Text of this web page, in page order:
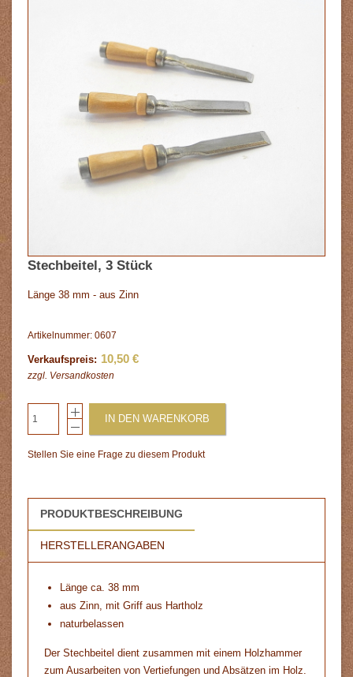
Stechbeitel, 3 Stück
Länge 38 mm - aus Zinn
Artikelnummer: 0607
Verkaufspreis: 10,50 €
zzgl. Versandkosten
IN DEN WARENKORB
Stellen Sie eine Frage zu diesem Produkt
PRODUKTBESCHREIBUNG
HERSTELLERANGABEN
Länge ca. 38 mm
aus Zinn, mit Griff aus Hartholz
naturbelassen
Der Stechbeitel dient zusammen mit einem Holzhammer
zum Ausarbeiten von Vertiefungen und Absätzen im Holz.